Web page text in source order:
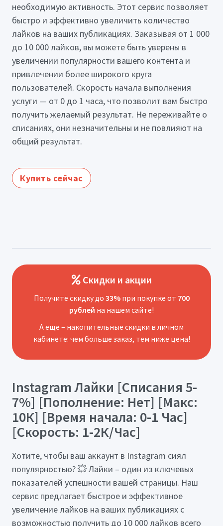
необходимую активность. Этот сервис позволяет
быстро и эффективно увеличить количество
лайков на ваших публикациях. Заказывая от 1 000
до 10 000 лайков, вы можете быть уверены в
увеличении популярности вашего контента и
привлечении более широкого круга
пользователей. Скорость начала выполнения
услуги — от 0 до 1 часа, что позволит вам быстро
получить желаемый результат. Не переживайте о
списаниях, они незначительны и не повлияют на
общий результат.
Купить сейчас
Скидки и акции
Получите скидку до 33%при покупке от 700
рублей на нашем сайте!
А еще – накопительные скидки в личном
кабинете: чем больше заказ, тем ниже цена!
Instagram Лайки [Списания 5-
7%] [Пополнение: Нет] [Макс:
10К] [Время начала: 0-1 Час]
[Скорость: 1-2К/Час]
Хотите, чтобы ваш аккаунт в Instagram сиял
популярностью? 💥 Лайки – один из ключевых
показателей успешности вашей страницы. Наш
сервис предлагает быстрое и эффективное
увеличение лайков на ваших публикациях с
возможностью получить до 10 000 лайков всего